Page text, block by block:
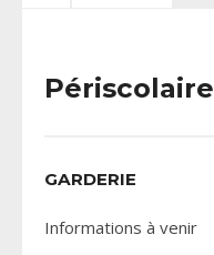
Périscolaire
GARDERIE
Informations à venir